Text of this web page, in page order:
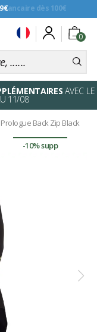
0
AVEC LE
11/08
Back Zip Black
-10% supp